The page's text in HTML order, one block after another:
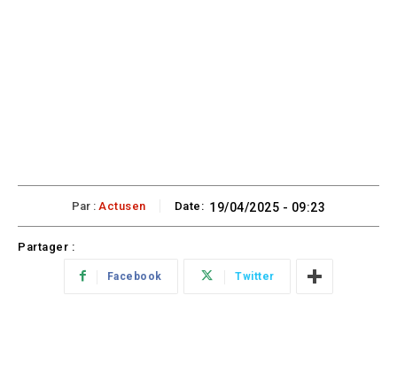
Par : Actusen Date: 19/04/2025 - 09:23
Partager :
Facebook Twitter